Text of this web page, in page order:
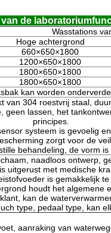
de
Wasstations
Hoge achtergrond
660×650×1800
1200×650×1800
1800×650×1800
1800×650×1800
kan worden
van 304 roestvrij staal,
geen lassen, het
principes.
systeem is gevoelig
zorgt voor de
behandeling, de vorm
naadloos ontwerp,
uitgerust met medische
is gemakkelijk
houdt het algemene
kan de
type, pedaal type, kan
aanraking van